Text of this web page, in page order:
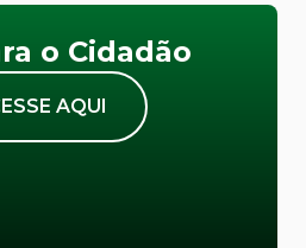
o Cidadão
AQUI